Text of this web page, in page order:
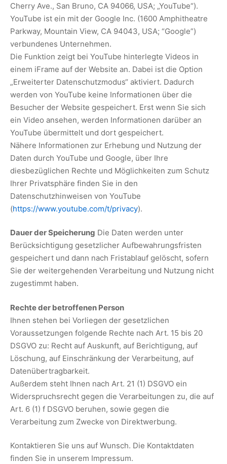
Cherry Ave., San Bruno, CA 94066, USA; „YouTube“).
YouTube ist ein mit der Google Inc. (1600 Amphitheatre
Parkway, Mountain View, CA 94043, USA; “Google”)
verbundenes Unternehmen.
Die Funktion zeigt bei YouTube hinterlegte Videos in
einem iFrame auf der Website an. Dabei ist die Option
„Erweiterter Datenschutzmodus“ aktiviert. Dadurch
werden von YouTube keine Informationen über die
Besucher der Website gespeichert. Erst wenn Sie sich
ein Video ansehen, werden Informationen darüber an
YouTube übermittelt und dort gespeichert.
Nähere Informationen zur Erhebung und Nutzung der
Daten durch YouTube und Google, über Ihre
diesbezüglichen Rechte und Möglichkeiten zum Schutz
Ihrer Privatsphäre finden Sie in den
Datenschutzhinweisen von YouTube
(https://www.youtube.com/t/privacy).
Dauer der Speicherung Die Daten werden unter
Berücksichtigung gesetzlicher Aufbewahrungsfristen
gespeichert und dann nach Fristablauf gelöscht, sofern
Sie der weitergehenden Verarbeitung und Nutzung nicht
zugestimmt haben.
Rechte der betroffenen Person
Ihnen stehen bei Vorliegen der gesetzlichen
Voraussetzungen folgende Rechte nach Art. 15 bis 20
DSGVO zu: Recht auf Auskunft, auf Berichtigung, auf
Löschung, auf Einschränkung der Verarbeitung, auf
Datenübertragbarkeit.
Außerdem steht Ihnen nach Art. 21 (1) DSGVO ein
Widerspruchsrecht gegen die Verarbeitungen zu, die auf
Art. 6 (1) f DSGVO beruhen, sowie gegen die
Verarbeitung zum Zwecke von Direktwerbung.
Kontaktieren Sie uns auf Wunsch. Die Kontaktdaten
finden Sie in unserem Impressum.